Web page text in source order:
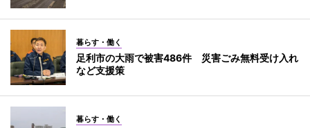
暮らす・働く
足利市の大雨で被害486件 災害ごみ無料受け入れ
など支援策
暮らす・働く